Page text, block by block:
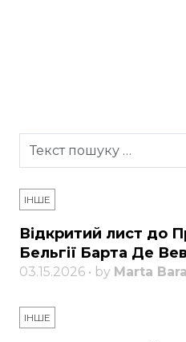
ІНШЕ
Відкритий лист до
Бельгії Барта Де
03.15.2026 • by Marta
ІНШЕ